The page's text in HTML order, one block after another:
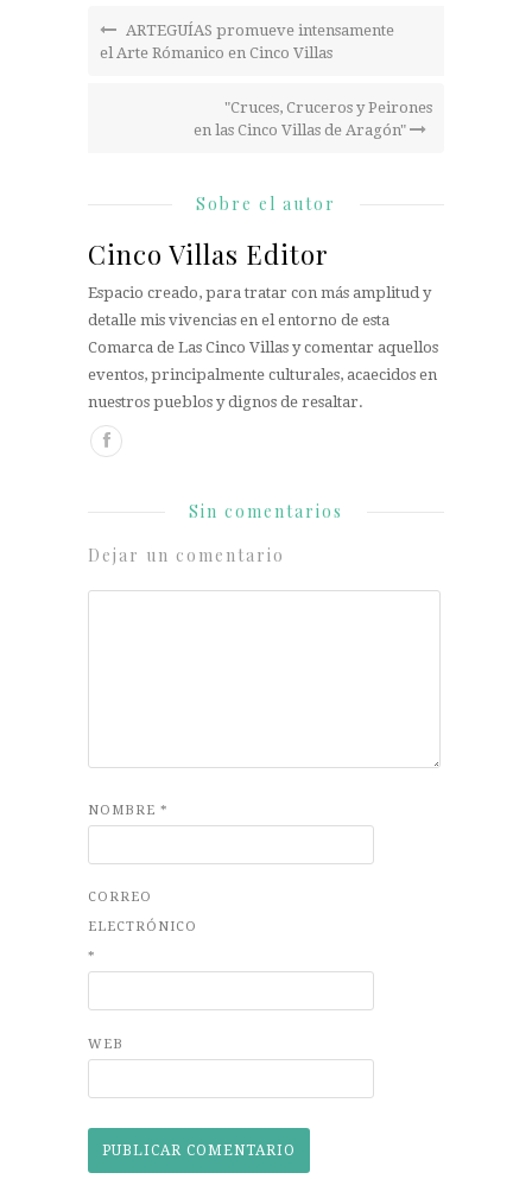
ARTEGUÍAS promueve intensamente
el Arte Rómanico en Cinco Villas
"Cruces, Cruceros y Peirones
en las Cinco Villas de Aragón"
Sobre el autor
Cinco Villas Editor
Espacio creado, para tratar con más amplitud y
detalle mis vivencias en el entorno de esta
Comarca de Las Cinco Villas y comentar aquellos
eventos, principalmente culturales, acaecidos en
nuestros pueblos y dignos de resaltar.
Sin comentarios
Dejar un comentario
NOMBRE *
CORREO
ELECTRÓNICO
*
WEB